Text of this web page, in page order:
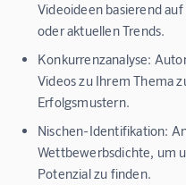
Videoideen basierend
oder aktuellen Trends.
Konkurrenzanalyse:
Videos zu Ihrem Thema
Erfolgsmustern.
Nischen-Identifikation:
Wettbewerbsdichte, um
Potenzial zu finden.